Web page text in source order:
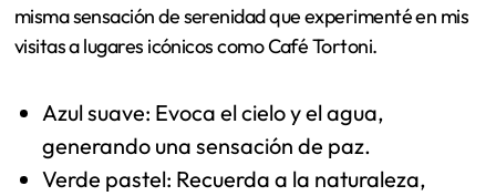
misma sensación de serenidad que experimenté en mis
visitas a lugares icónicos como Café Tortoni.
Azul suave: Evoca el cielo y el agua,
generando una sensación de paz.
Verde pastel: Recuerda a la naturaleza,